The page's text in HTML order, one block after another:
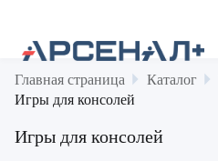
Главная страница Каталог
Игры для консолей
Игры для консолей